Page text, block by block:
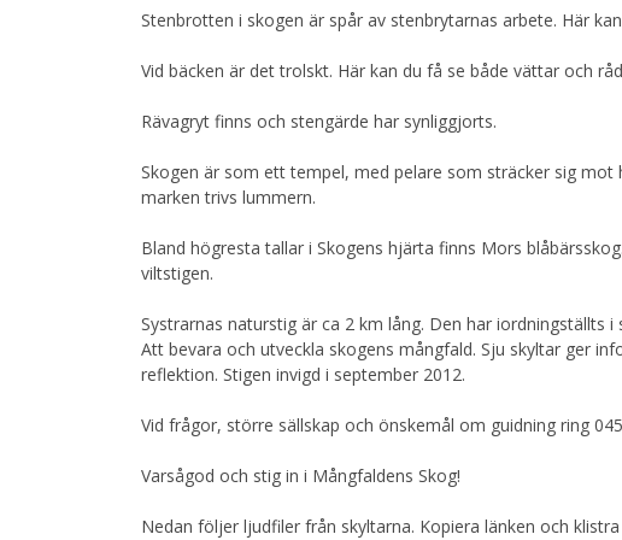
Stenbrotten i skogen är spår av stenbrytarnas arbete. Här
Vid bäcken är det trolskt. Här kan du få se både vättar och
Rävagryt finns och stengärde har synliggjorts.
Skogen är som ett tempel, med pelare som sträcker sig
marken trivs lummern.
Bland högresta tallar i Skogens hjärta finns Mors
viltstigen.
Systrarnas naturstig är ca 2 km lång. Den har iordningställts
Att bevara och utveckla skogens mångfald. Sju skyltar ger
reflektion. Stigen invigd i september 2012.
Vid frågor, större sällskap och önskemål om guidning ring
Varsågod och stig in i Mångfaldens Skog!
Nedan följer ljudfiler från skyltarna. Kopiera länken och